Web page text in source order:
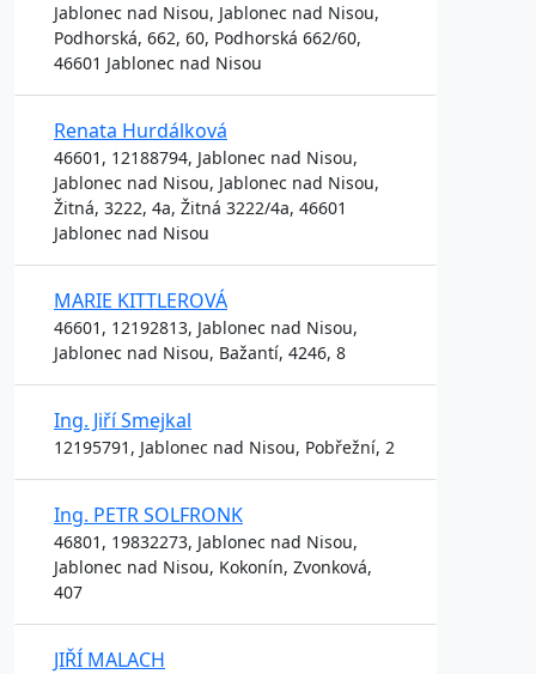
Jablonec nad Nisou, Jablonec nad Nisou,
Podhorská, 662, 60, Podhorská 662/60,
46601 Jablonec nad Nisou
Renata Hurdálková
46601, 12188794, Jablonec nad Nisou,
Jablonec nad Nisou, Jablonec nad Nisou,
Žitná, 3222, 4a, Žitná 3222/4a, 46601
Jablonec nad Nisou
MARIE KITTLEROVÁ
46601, 12192813, Jablonec nad Nisou,
Jablonec nad Nisou, Bažantí, 4246, 8
Ing. Jiří Smejkal
12195791, Jablonec nad Nisou, Pobřežní, 2
Ing. PETR SOLFRONK
46801, 19832273, Jablonec nad Nisou,
Jablonec nad Nisou, Kokonín, Zvonková,
407
JIŘÍ MALACH